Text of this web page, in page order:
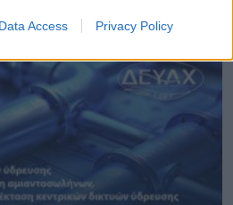
Data Access Privacy Policy